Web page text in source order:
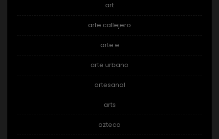
art
arte callejero
arte e
arte urbano
artesanal
arts
azteca